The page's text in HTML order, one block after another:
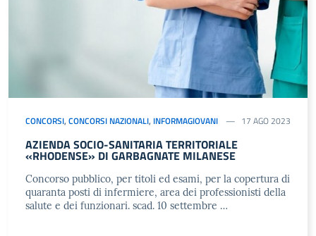
CONCORSI, CONCORSI NAZIONALI, INFORMAGIOVANI 17 AGO 2023
AZIENDA SOCIO-SANITARIA TERRITORIALE
«RHODENSE» DI GARBAGNATE MILANESE
Concorso pubblico, per titoli ed esami, per la copertura di
quaranta posti di infermiere, area dei professionisti della
salute e dei funzionari. scad. 10 settembre …